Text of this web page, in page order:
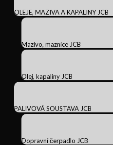
OLEJE, MAZIVA A KAPALINY JCB
Mazivo, maznice JCB
Olej, kapaliny JCB
PALIVOVÁ SOUSTAVA JCB
Dopravní čerpadlo JCB